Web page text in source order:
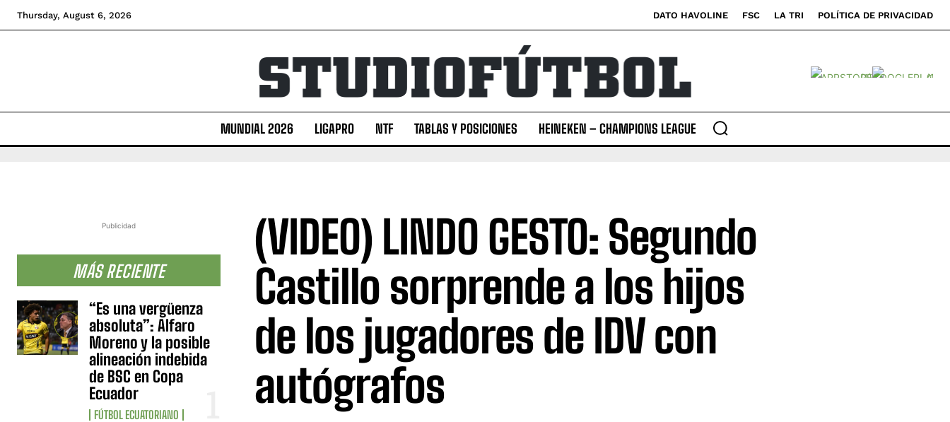
Thursday, August 6, 2026 DATO HAVOLINE FSC LA TRI POLÍTICA DE PRIVACIDAD
MUNDIAL 2026 LIGAPRO NTF TABLAS Y POSICIONES HEINEKEN – CHAMPIONS LEAGUE
Publicidad
MÁS RECIENTE
“Es una vergüenza
absoluta”: Alfaro
Moreno y la posible
alineación indebida
de BSC en Copa
Ecuador
FÚTBOL ECUATORIANO
(VIDEO) LINDO GESTO: Segundo
Castillo sorprende a los hijos
de los jugadores de IDV con
autógrafos